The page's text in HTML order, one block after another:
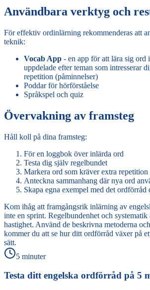
Användbara verktyg och
För effektiv ordinlärning rekommenderas att
teknik:
Vocab App - en app för att lära sig ord
uppdelade efter teman som intresserar
repetition (påminnelser)
Poddar för hörförståelse
Språkspel och quiz
Övervakning av framsteg
Håll koll på dina framsteg:
För en loggbok över inlärda ord
Testa dig själv regelbundet
Markera ord som kräver extra repetition
Anteckna sammanhang där nya ord
Skapa egna exempel med det ordförråd
Kom ihåg att framgångsrik inlärning av
inte en sprint. Regelbundenhet och
hastighet. Använd de beskrivna metoderna
kommer du att se hur ditt ordförråd växer på
sätt.
5 minuter
Testa ditt engelska ordförråd på 5